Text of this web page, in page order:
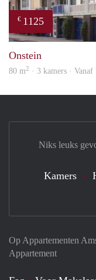
€ 1125
Onstein
80 m2 · 3 kamers ·
Op Appartementen
Appartement
Niks leuks
Kamers